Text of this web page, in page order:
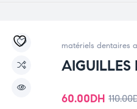
matériels dentaires
AIGUILLES
110.00
60.00DH